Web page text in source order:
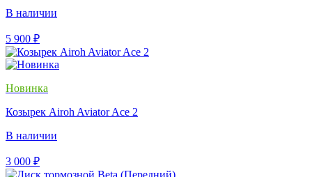
В наличии
5 900 ₽
Новинка
Козырек Airoh Aviator Ace 2
В наличии
3 000 ₽